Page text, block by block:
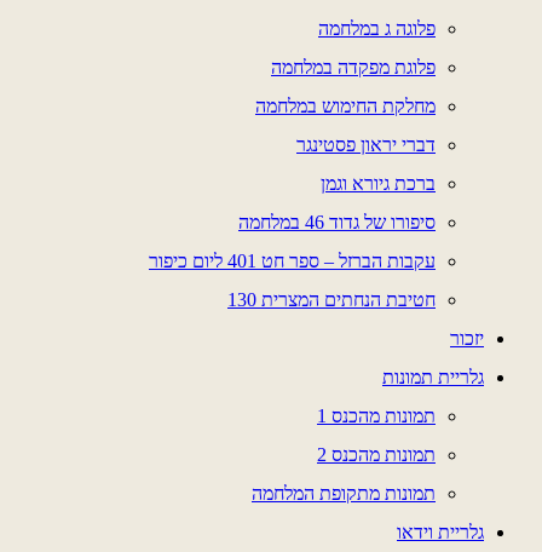
פלוגה ג במלחמה
פלוגת מפקדה במלחמה
מחלקת החימוש במלחמה
דברי יראון פסטינגר
ברכת גיורא וגמן
סיפורו של גדוד 46 במלחמה
עקבות הברזל – ספר חט 401 ליום כיפור
חטיבת הנחתים המצרית 130
יזכור
גלריית תמונות
תמונות מהכנס 1
תמונות מהכנס 2
תמונות מתקופת המלחמה
גלריית וידאו